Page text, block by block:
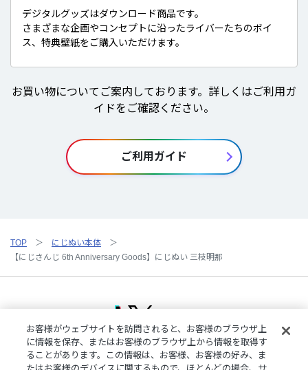
デジタルグッズはダウンロード商品です。
さまざまな企画やコンセプトに沿ったライバーたちのボイ
ス、特典壁紙をご購入いただけます。
お買い物についてご案内しております。詳しくはご利用ガ
イドをご確認ください。
ご利用ガイド
TOP
にじぬい本体
【にじさんじ 6th Anniversary Goods】にじぬい 三枝明那
ご利用規約プライバシーポリシー 特定商取引法に基づく表記
お客様がウェブサイトを訪問されると、お客様のブラウザ上
に情報を保存、またはお客様のブラウザ上から情報を取得す
ることがあります。この情報は、お客様、お客様の好み、ま